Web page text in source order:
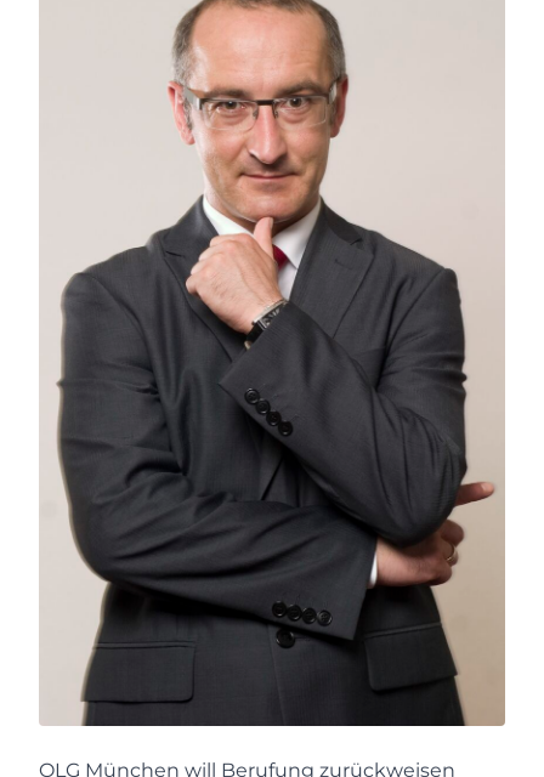
OLG München will Berufung zurückweisen